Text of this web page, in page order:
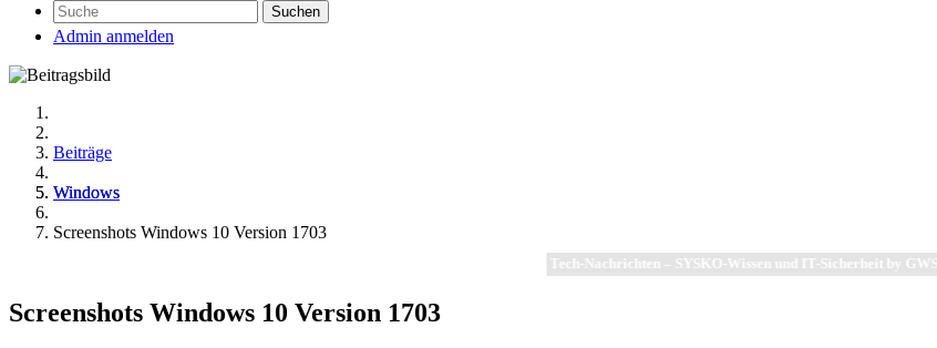
Suchen
Admin anmelden
Beiträge
Windows
Screenshots Windows 10 Version 1703
Tech-Nachrichten – SYSKO-Wissen und IT-Sicherheit by GWS
Screenshots Windows 10 Version 1703